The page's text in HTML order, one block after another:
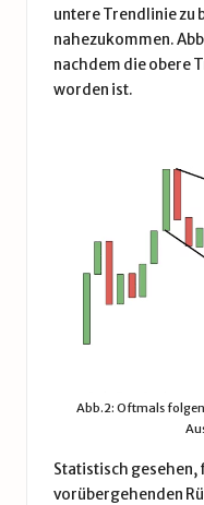
untere Trendlinie zu
nahezukommen.
nachdem die obere
worden ist.
Abb.2: Oftmals
Statistisch gesehen,
vorübergehenden